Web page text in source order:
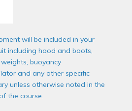
will be included in your
including hood and boots,
buoyancy
and any other specific
unless otherwise noted in the
the course.